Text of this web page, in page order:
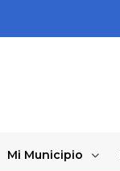
Mi Municipio